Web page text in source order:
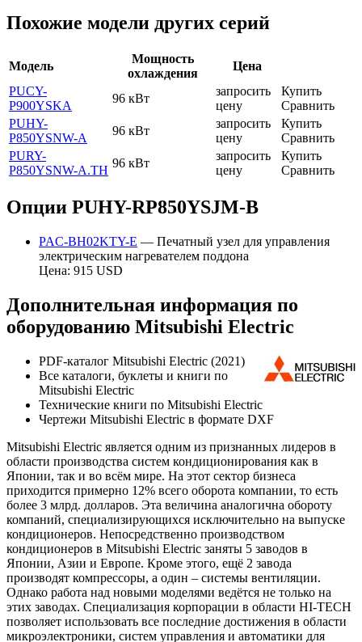
Похожие модели других серий
Модель
Мощность
охлаждения
Цена
PUCY-
P900YSKA
96 кВт
запросить
цену
Купить
Сравнить
PUHY-
P850YSNW-A
96 кВт
запросить
цену
Купить
Сравнить
PURY-
P850YSNW-A.TH
96 кВт
запросить
цену
Купить
Сравнить
Опции PUHY-RP850YSJM-B
PAC-BH02KTY-E — Печатный узел для управления
электрическим нагревателем поддона
Цена: 915 USD
Дополнительная информация по
оборудованию Mitsubishi Electric
PDF-каталог Mitsubishi Electric (2021)
Все каталоги, буклеты и книги по
Mitsubishi Electric
Технические книги по Mitsubishi Electric
Чертежи Mitsubishi Electric в формате DXF
Mitsubishi Electric является одним из признанных лидеров в
области производства систем кондиционирования как в
Японии, так и во всём мире. На этот сектор бизнеса
приходится примерно 12% всего оборота компании, то есть
более 3 млрд. долларов. Эта величина аналогична обороту
компаний, специализирующихся исключительно на выпуске
кондиционеров. Непосредственно производством
кондиционеров в Mitsubishi Electric заняты 5 заводов в
Японии, Азии и Европе. Кроме этого, ещё 2 завода
производят компрессоры, а один – системы вентиляции.
Однако работа над новыми моделями ведётся не только на
этих заводах. Специализация корпорации в области HI-TECH
позволяет использовать все последние достижения в области
микроэлектроники, систем управления и автоматики для